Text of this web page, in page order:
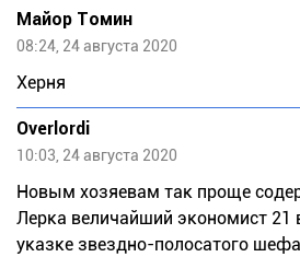
Майор Томин
08:24, 24 августа 2020
Херня
Overlordi
10:03, 24 августа 2020
Новым хозяевам так проще
Лерка величайший экономист 21
указке звездно-полосатого